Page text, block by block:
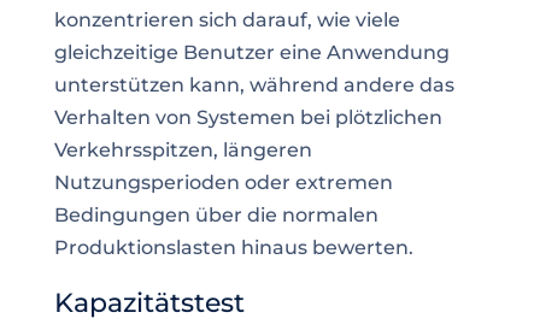
konzentrieren sich darauf, wie viele
gleichzeitige Benutzer eine Anwendung
unterstützen kann, während andere das
Verhalten von Systemen bei plötzlichen
Verkehrsspitzen, längeren
Nutzungsperioden oder extremen
Bedingungen über die normalen
Produktionslasten hinaus bewerten.
Kapazitätstest